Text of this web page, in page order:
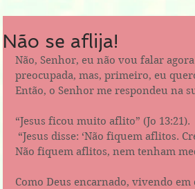
Não se aflija!
Não, Senhor, eu não vou falar
preocupada, mas, primeiro, eu
Então, o Senhor me respondeu na
“Jesus ficou muito aflito” (Jo 13:21‬).
Não fiquem aflitos, nem tenham
Como Deus encarnado, vivendo em